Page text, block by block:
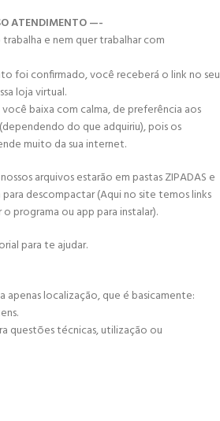
ATENDIMENTO —-
e nem quer trabalhar com
foi confirmado, você receberá o link no seu
loja virtual.
baixa com calma, de preferência aos
do que adquiriu), pois os
muito da sua internet.
arquivos estarão em pastas ZIPADAS e
descompactar (Aqui no site temos links
programa ou app para instalar).
para te ajudar.
apenas localização, que é basicamente:
questões técnicas, utilização ou